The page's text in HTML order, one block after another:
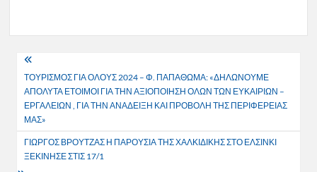
Πλοήγηση
άρθρων
ΤΟΥΡΙΣΜΟΣ ΓΙΑ ΟΛΟΥΣ 2024 – Φ. ΠΑΠΑΘΩΜΑ: «ΔΗΛΩΝΟΥΜΕ
ΑΠΟΛΥΤΑ ΕΤΟΙΜΟΙ ΓΙΑ ΤΗΝ ΑΞΙΟΠΟΙΗΣΗ ΟΛΩΝ ΤΩΝ ΕΥΚΑΙΡΙΩΝ –
ΕΡΓΑΛΕΙΩΝ , ΓΙΑ ΤΗΝ ΑΝΑΔΕΙΞΗ ΚΑΙ ΠΡΟΒΟΛΗ ΤΗΣ ΠΕΡΙΦΕΡΕΙΑΣ
ΜΑΣ»
ΓΙΩΡΓΟΣ ΒΡΟΥΤΖΑΣ Η ΠΑΡΟΥΣΙΑ ΤΗΣ ΧΑΛΚΙΔΙΚΗΣ ΣΤΟ ΕΛΣΙΝΚΙ
ΞΕΚΙΝΗΣΕ ΣΤΙΣ 17/1